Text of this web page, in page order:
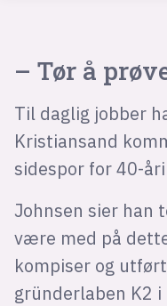
– Tør å
Til daglig jobber
Kristiansand
sidespor for 40-
Johnsen sier han
være med på
kompiser og
gründerlaben K2